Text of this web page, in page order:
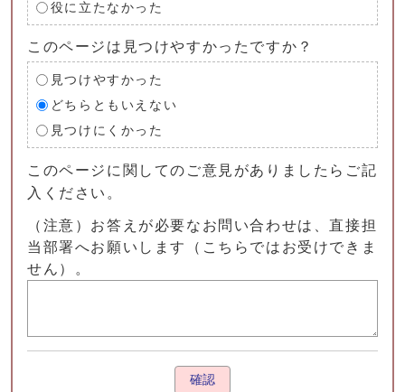
役に立たなかった
このページは見つけやすかったですか？
見つけやすかった
どちらともいえない
見つけにくかった
このページに関してのご意見がありましたらご記
入ください。
（注意）お答えが必要なお問い合わせは、直接担
当部署へお願いします（こちらではお受けできま
せん）。
確認